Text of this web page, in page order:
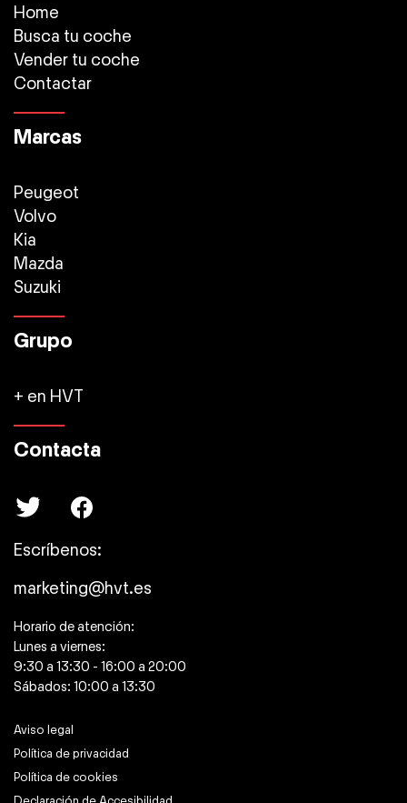
Home
Busca tu coche
Vender tu coche
Contactar
Marcas
Peugeot
Volvo
Kia
Mazda
Suzuki
Grupo
+ en HVT
Contacta
Escríbenos:
marketing@hvt.es
Horario de atención:
Lunes a viernes:
9:30 a 13:30 - 16:00 a 20:00
Sábados: 10:00 a 13:30
Aviso legal
Política de privacidad
Política de cookies